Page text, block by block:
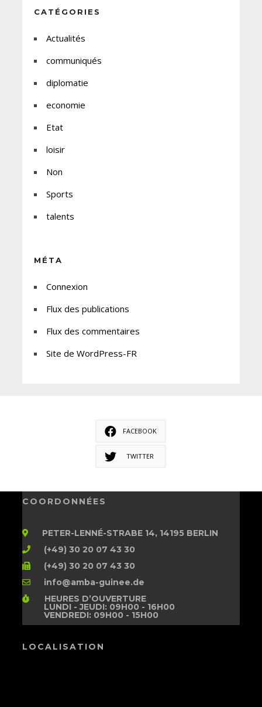
CATÉGORIES
Actualités
communiqués
diplomatie
economie
Etat
loisir
Non
Sports
talents
MÉTA
Connexion
Flux des publications
Flux des commentaires
Site de WordPress-FR
FACEBOOK
TWITTER
COORDONNÉES
PETER-LENNÉ-STRABE 14, 14195 BERLIN
(+49) 30 20 07 43 30
(+49) 30 20 07 43 30
info@amba-guinee.de
HEURES D’OUVERTURE
LUNDI - JEUDI: 09H00 - 16H00
VENDREDI: 09H00 - 15H00
LOCALISATION